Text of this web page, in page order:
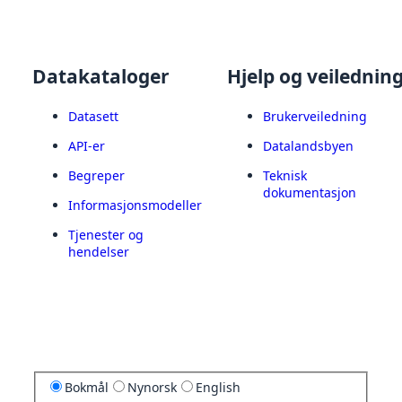
Datakataloger
Datasett
API-er
Begreper
Informasjonsmodeller
Tjenester og
hendelser
Hjelp og
Brukerveiledning
Datalandsbyen
Teknisk
dokumentasjon
Bokmål Nynorsk English